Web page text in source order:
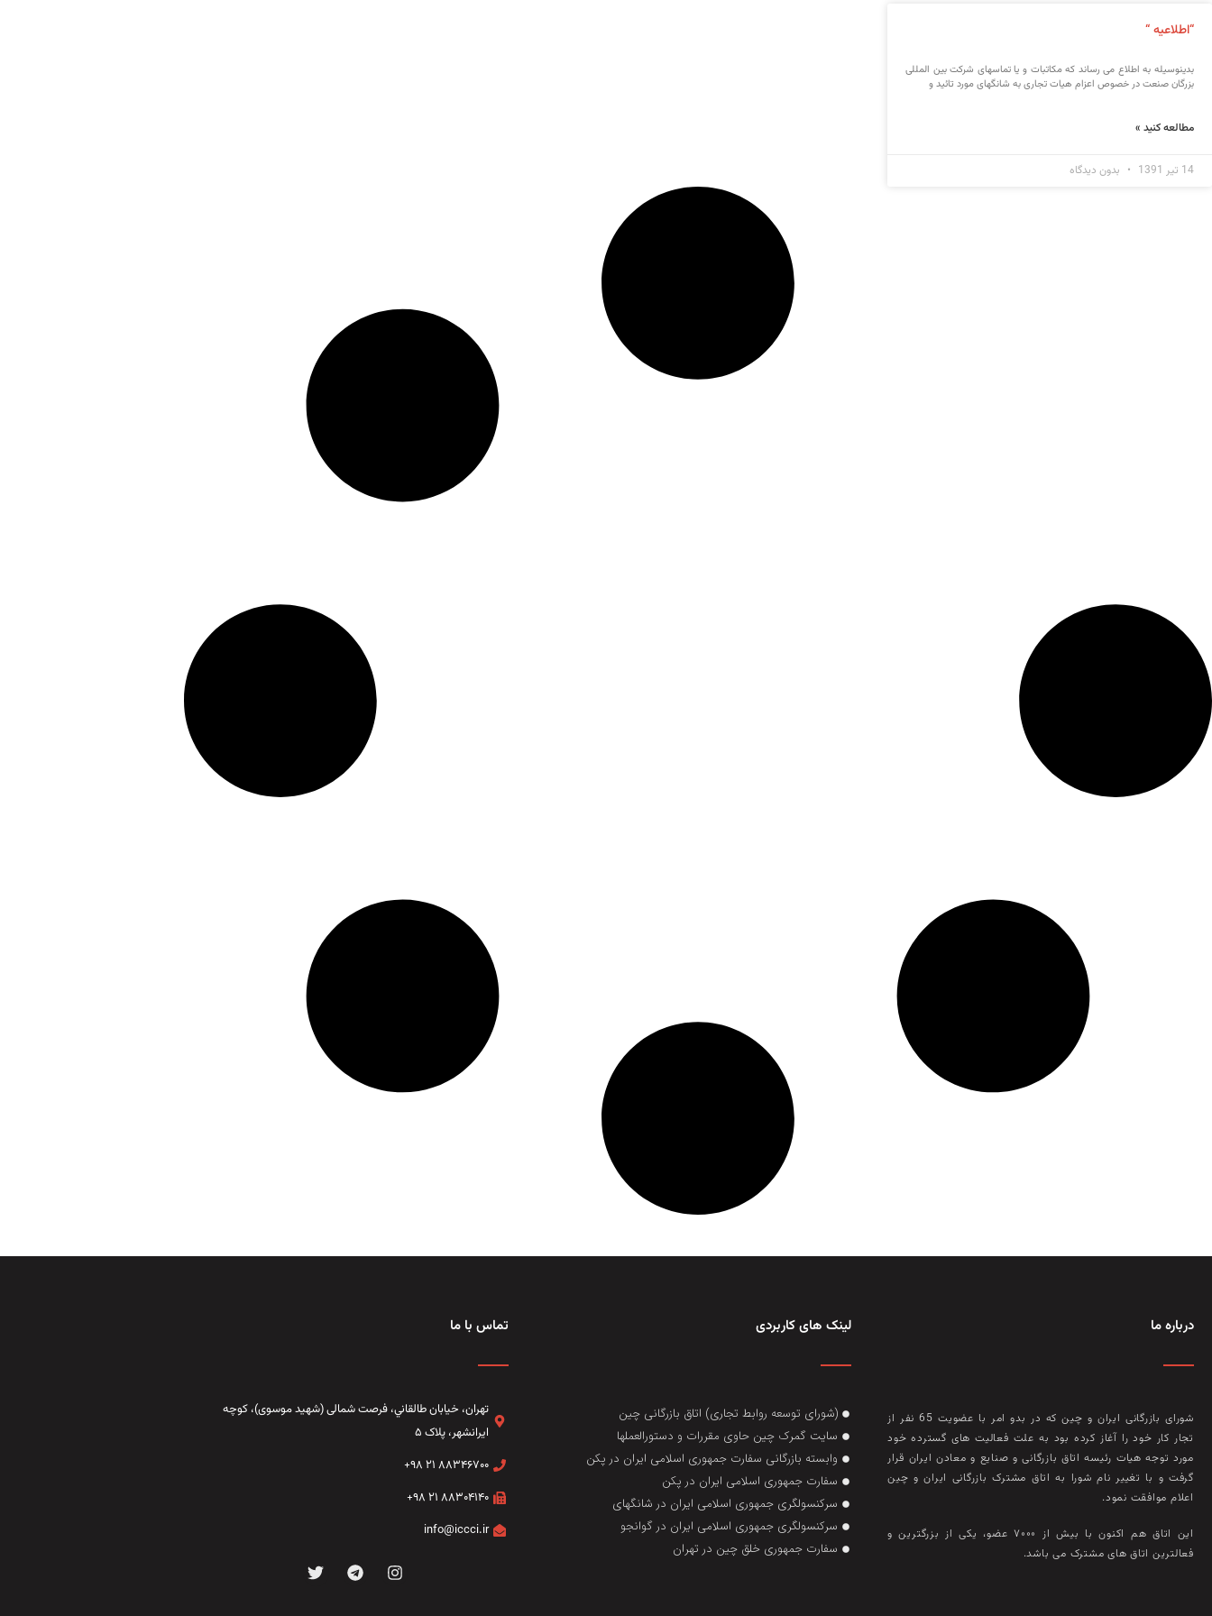
“اطلاعیه “
بدینوسیله به اطلاع می رساند که مکاتبات و یا تماسهای شرکت بین المللی
بزرگان صنعت در خصوص اعزام هیات تجاری به شانگهای مورد تائید و
مطالعه کنید »
14 تیر 1391 بدون دیدگاه
درباره ما
شورای بازرگانی ایران و چین که در بدو امر با عضويت 65 نفر از
تجار کار خود را آغاز کرده بود به علت فعاليت‌ های گسترده خود
مورد توجه هيات رئيسه اتاق بازرگانی و صنايع و معادن ايران قرار
گرفت و با تغيير نام شورا به اتاق مشترک بازرگانی ايران و چين
اعلام موافقت نمود.
این اتاق هم‌ اکنون با بيش از ۷۰۰۰ عضو، يکی از بزرگترين و
فعالترين اتاق‌ های مشترک می باشد.
لینک های کاربردی
(شورای توسعه روابط تجاری) اتاق بازرگانی چین
سایت گمرک چین حاوی مقررات و دستورالعملها
وابسته بازرگانی سفارت جمهوری اسلامی ایران در پکن
سفارت جمهوری اسلامی ایران در پکن
سرکنسولگری جمهوری اسلامی ایران در شانگهای
سرکنسولگری جمهوری اسلامی ایران در گوانجو
سفارت جمهوری خلق چین در تهران
تماس با ما
تهران، خيابان طالقاني،‌ فرصت شمالی (شهید موسوی)، کوچه
ایرانشهر، پلاک ۵
۸۸۳۴۶۷۰۰ ۲۱ ۹۸+
۸۸۳۰۴۱۴۰ ۲۱ ۹۸+
info@iccci.ir